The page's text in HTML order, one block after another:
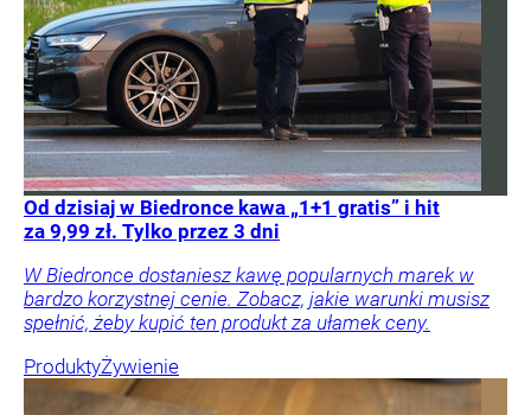
Od dzisiaj w Biedronce kawa „1+1 gratis” i hit
za 9,99 zł. Tylko przez 3 dni
W Biedronce dostaniesz kawę popularnych marek w
bardzo korzystnej cenie. Zobacz, jakie warunki musisz
spełnić, żeby kupić ten produkt za ułamek ceny.
ProduktyŻywienie